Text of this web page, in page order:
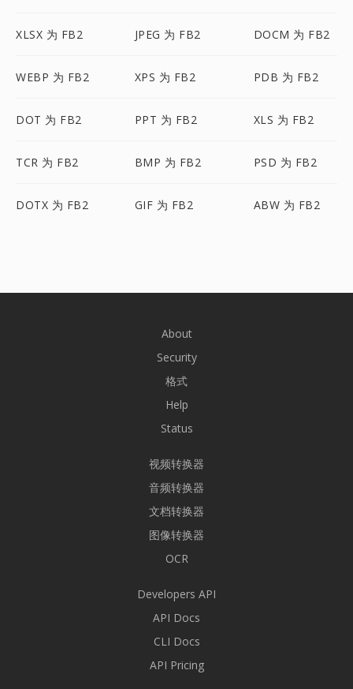
XLSX 为 FB2 JPEG 为 FB2 DOCM 为 FB2
WEBP 为 FB2 XPS 为 FB2 PDB 为 FB2
DOT 为 FB2 PPT 为 FB2 XLS 为 FB2
TCR 为 FB2 BMP 为 FB2 PSD 为 FB2
DOTX 为 FB2 GIF 为 FB2 ABW 为 FB2
About
Security
格式
Help
Status
视频转换器
音频转换器
文档转换器
图像转换器
OCR
Developers API
API Docs
CLI Docs
API Pricing